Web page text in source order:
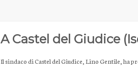
A Castel del Giudice
Il sindaco di Castel del Giudice, Lino Gentile, ha